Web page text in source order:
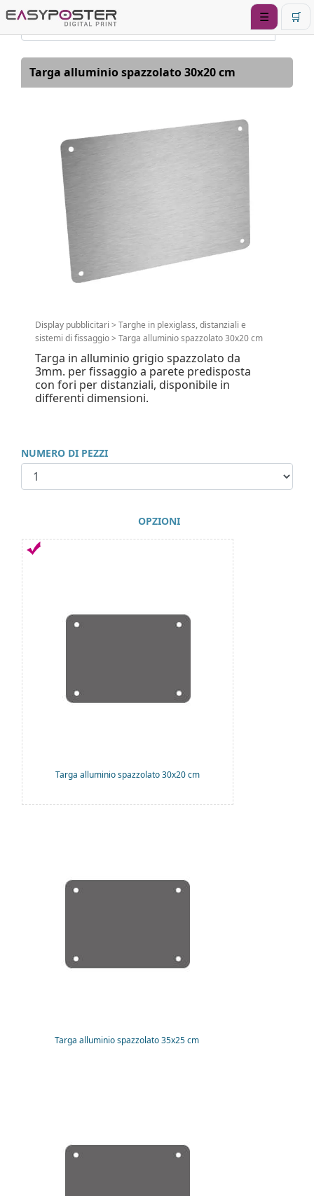
☰ 🛒
Targa alluminio spazzolato 30x20 cm
Display pubblicitari > Targhe in plexiglass, distanziali e
sistemi di fissaggio> Targa alluminio spazzolato 30x20 cm
Targa in alluminio grigio spazzolato da
3mm. per fissaggio a parete predisposta
con fori per distanziali, disponibile in
differenti dimensioni.
NUMERO DI PEZZI
OPZIONI
Targa alluminio spazzolato 30x20 cm
Targa alluminio spazzolato 35x25 cm